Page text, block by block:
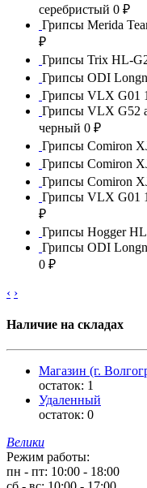
серебристый 0 ₽
Грипсы Merida
₽
Грипсы Trix HL-
Грипсы ODI
Грипсы VLX G01
Грипсы VLX G52
черный 0 ₽
Грипсы Comiron
Грипсы Comiron
Грипсы Comiron
Грипсы VLX G01
₽
Грипсы Hogger
Грипсы ODI
0 ₽
‹ ›
Наличие на складах
Магазин (г.
остаток: 1
Удаленный
остаток: 0
Велики
Режим работы:
пн - пт: 10:00 - 18:00